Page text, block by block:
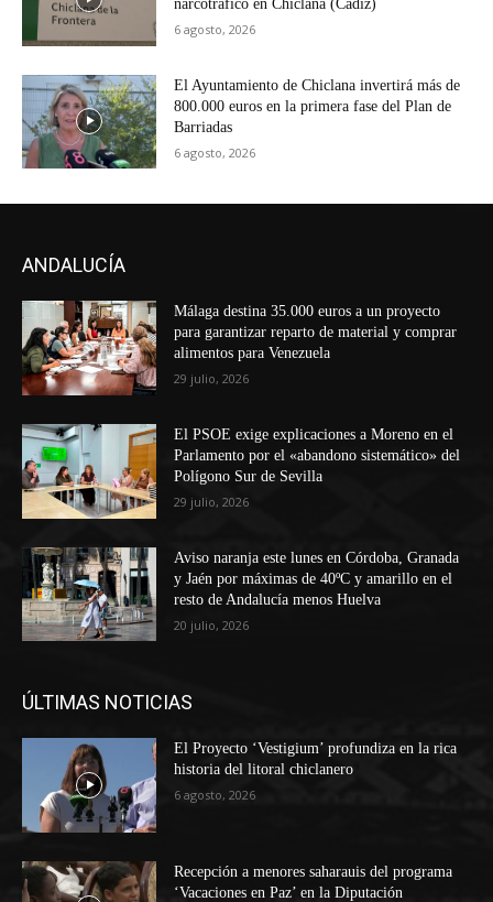
narcotráfico en Chiclana (Cádiz)
6 agosto, 2026
El Ayuntamiento de Chiclana invertirá más de
800.000 euros en la primera fase del Plan de
Barriadas
6 agosto, 2026
ANDALUCÍA
Málaga destina 35.000 euros a un proyecto
para garantizar reparto de material y comprar
alimentos para Venezuela
29 julio, 2026
El PSOE exige explicaciones a Moreno en el
Parlamento por el «abandono sistemático» del
Polígono Sur de Sevilla
29 julio, 2026
Aviso naranja este lunes en Córdoba, Granada
y Jaén por máximas de 40ºC y amarillo en el
resto de Andalucía menos Huelva
20 julio, 2026
ÚLTIMAS NOTICIAS
El Proyecto ‘Vestigium’ profundiza en la rica
historia del litoral chiclanero
6 agosto, 2026
Recepción a menores saharauis del programa
‘Vacaciones en Paz’ en la Diputación